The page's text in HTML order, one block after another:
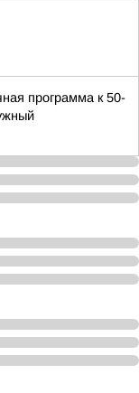
программа к 50-